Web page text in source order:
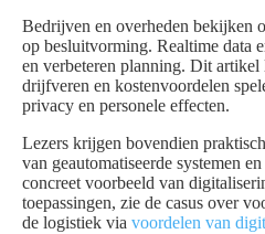
Bedrijven en overheden bekijken
op besluitvorming. Realtime data
en verbeteren planning. Dit
drijfveren en kostenvoordelen
privacy en personele effecten.
Lezers krijgen bovendien
van geautomatiseerde systemen
concreet voorbeeld van
toepassingen, zie de casus over
de logistiek via voordelen van